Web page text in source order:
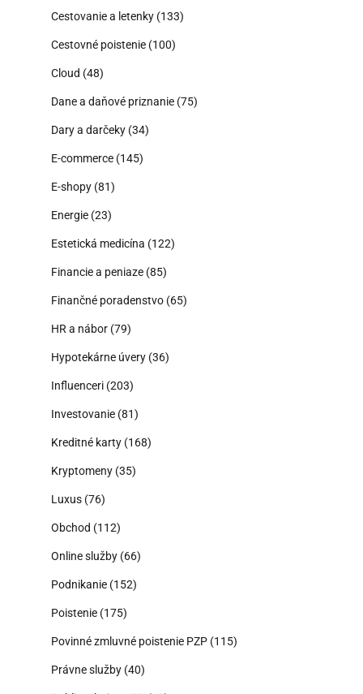
Cestovanie a letenky (133)
Cestovné poistenie (100)
Cloud (48)
Dane a daňové priznanie (75)
Dary a darčeky (34)
E-commerce (145)
E-shopy (81)
Energie (23)
Estetická medicína (122)
Financie a peniaze (85)
Finančné poradenstvo (65)
HR a nábor (79)
Hypotekárne úvery (36)
Influenceri (203)
Investovanie (81)
Kreditné karty (168)
Kryptomeny (35)
Luxus (76)
Obchod (112)
Online služby (66)
Podnikanie (152)
Poistenie (175)
Povinné zmluvné poistenie PZP (115)
Právne služby (40)